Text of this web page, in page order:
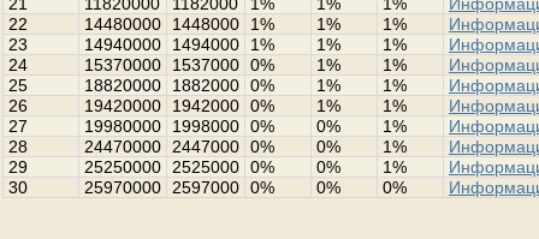
21
11820000 1182000 1% 1% 1%
22
14480000 1448000 1% 1% 1%
23
14940000 1494000 1% 1% 1%
24
15370000 1537000 0% 1% 1%
25
18820000 1882000 0% 1% 1%
26
19420000 1942000 0% 1% 1%
27
19980000 1998000 0% 0% 1%
28
24470000 2447000 0% 0% 1%
29
25250000 2525000 0% 0% 1%
30
25970000 2597000 0% 0% 0%